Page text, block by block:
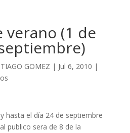
verano (1 de
GOMEZ | Jul 6, 2010 |
hasta el día 24 de septiembre
publico sera de 8 de la